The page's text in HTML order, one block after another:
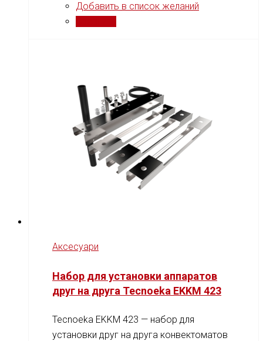
Добавить в список желаний
Аксесуари
Набор для установки аппаратов
друг на друга Tecnoeka EKKM 423
Tecnoeka EKKM 423 — набор для
установки друг на друга конвектоматов